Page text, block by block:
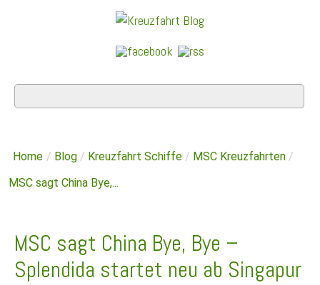
Home / Blog / Kreuzfahrt Schiffe / MSC Kreuzfahrten /
MSC sagt China Bye,...
MSC sagt China Bye, Bye –
Splendida startet neu ab Singapur